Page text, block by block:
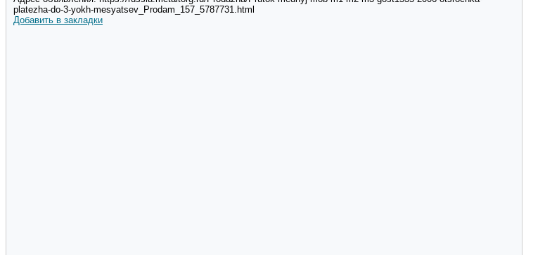
platezha-do-3-yokh-mesyatsev_Prodam_157_5787731.html
Добавить в закладки